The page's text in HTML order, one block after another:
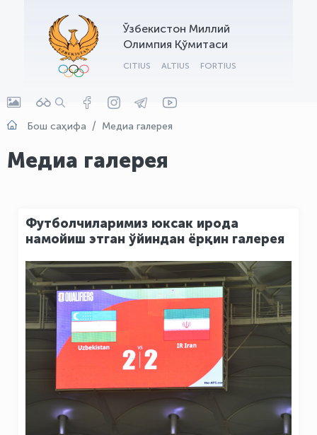
Ўзбекистон Миллий
Олимпия Қўмитаси
CITIUS ALTIUS FORTIUS
Бош саҳифа Медиа галерея
Медиа галерея
Футболчиларимиз юксак ирода
намойиш этган ўйиндан ёрқин галерея
OLYMPCHIK AI - yordamchi
Онлайн · olympic.uz